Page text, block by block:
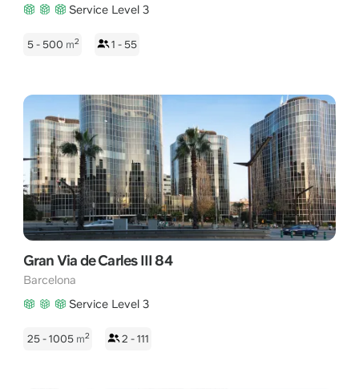
Service Level 3
5 - 500 m2 1 - 55
Gran Via de Carles III 84
Barcelona
Service Level 3
25 - 1005 m2 2 - 111